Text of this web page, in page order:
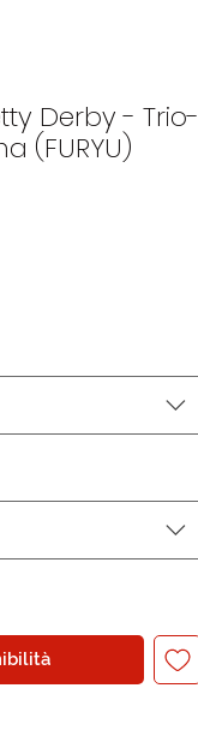
Derby - Trio-
(FURYU)